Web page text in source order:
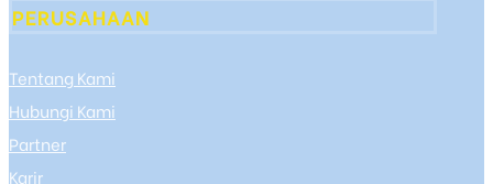
PERUSAHAAN
Tentang Kami
Hubungi Kami
Partner
Karir